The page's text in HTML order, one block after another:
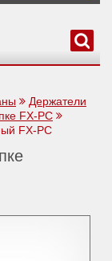
Держатели
FX-PC
FX-PC